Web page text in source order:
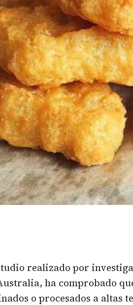
realizado por
ha comprobado
o procesados a altas